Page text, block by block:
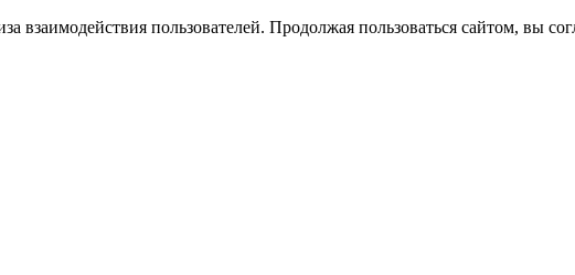
пользователей. Продолжая пользоваться сайтом, вы